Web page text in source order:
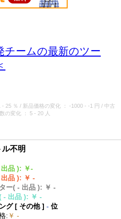
チームの最新のツー
- 25 ％ / 新品価格の変化 ： -1000 - -1 円 / 中古
の変化 ： 5 - 20 人
不明
品 ): ￥-
品 ): ￥ -
ー( - 出品 ): ￥ -
- 出品 ): ￥ -
グ [ その他]- 位
: ￥ -